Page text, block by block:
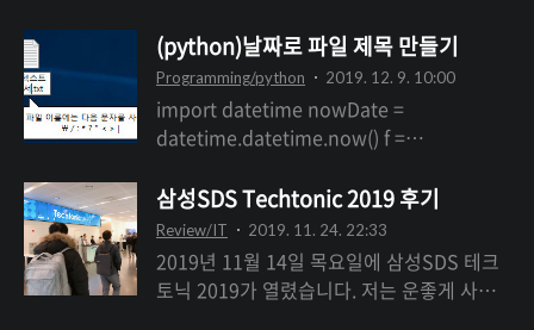
용하기 위해서는 bundle파일 하나로 합치는
과정을 거치게 되는데, cat 명령어를 통해서
하나로 합쳐준다. 합치는 순서도 중요한데 도
메인 인증서-체인 인증서-루트 인증서 순서
이다. 예를들어 cat bundle.crt chain-
bundle.crt authority.crt > ssl-bundle.crt
이런식으로 세개의 파일을 합치는데 cafe24
의 경우는 이런식으로 이름이 다르다. 당황하
지말고 인증서, chain, chain_all순으로 합
치면 된다. $ cat ssl.crt chain_ssl.crt
(python)날짜로 파일 제목 만들기
Programming/python 2019. 12. 9. 10:00
import datetime nowDate =
datetime.datetime.now() f =
%d_%H%M") + ".txt", "w")
f.write(nowDate.strftime("%Y-%m-%d
%H:%M") + "\n") line = "텍스트 파일에 들
어갈 내용" f.write(line) # 종료 f.close
datetime으로 현재 시간을 받아온다.
삼성SDS Techtonic 2019 후기
Review/IT 2019. 11. 24. 22:33
2019년 11월 14일 목요일에 삼성SDS 테크
토닉 2019가 열렸습니다. 저는 운좋게 사전